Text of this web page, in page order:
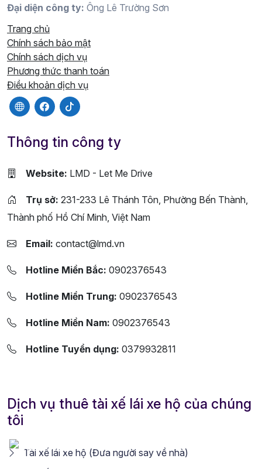
Đại diện công ty: Ông Lê Trường Sơn
Trang chủ
Chính sách bảo mật
Chính sách dịch vụ
Phương thức thanh toán
Điều khoản dịch vụ
Thông tin công ty
Website: LMD - Let Me Drive
Trụ sở: 231-233 Lê Thánh Tôn, Phường Bến Thành,
Thành phố Hồ Chí Minh, Việt Nam
Email: contact@lmd.vn
Hotline Miền Bắc: 0902376543
Hotline Miền Trung: 0902376543
Hotline Miền Nam: 0902376543
Hotline Tuyển dụng: 0379932811
Dịch vụ thuê tài xế lái xe hộ của chúng
tôi
Tài xế lái xe hộ (Đưa người say về nhà)